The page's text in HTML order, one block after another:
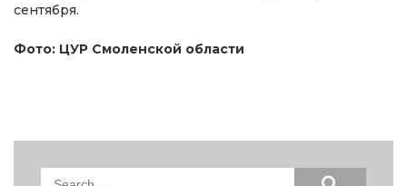
сентября.
Фото: ЦУР Смоленской области
Search